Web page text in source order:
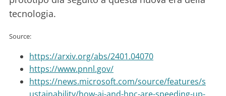
tecnologia.
Source:
https://arxiv.org/abs/2401.04070
https://www.pnnl.gov/
https://news.microsoft.com/source/features/s